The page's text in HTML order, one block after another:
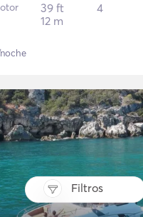
Filtros
39 ft
12 m
4